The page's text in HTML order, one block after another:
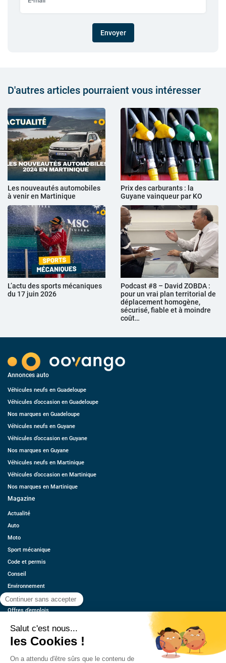
Envoyer
D'autres articles pourraient vous intéresser
Les nouveautés automobiles
à venir en Martinique
Prix des carburants : la
Guyane vainqueur par KO
L’actu des sports mécaniques
du 17 juin 2026
Podcast #8 – David ZOBDA :
pour un vrai plan territorial de
déplacement homogène,
sécurisé, fiable et à moindre
coût…
Annonces auto
Véhicules neufs en Guadeloupe
Véhicules d’occasion en Guadeloupe
Nos marques en Guadeloupe
Véhicules neufs en Guyane
Véhicules d’occasion en Guyane
Nos marques en Guyane
Véhicules neufs en Martinique
Véhicules d’occasion en Martinique
Nos marques en Martinique
Magazine
Actualité
Auto
Moto
Sport mécanique
Code et permis
Conseil
Environnement
Économie
Offres d’emplois
Contact
Estimez votre voiture